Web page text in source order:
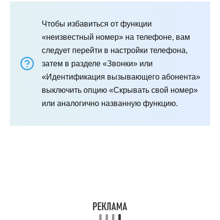
Чтобы избавиться от функции
«неизвестный номер» на телефоне, вам
следует перейти в настройки телефона,
затем в разделе «Звонки» или
«Идентификация вызывающего абонента»
выключить опцию «Скрывать свой номер»
или аналогично названную функцию.